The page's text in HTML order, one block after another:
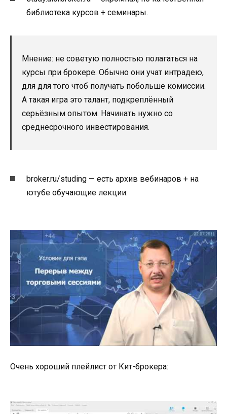
библиотека курсов + семинары.
Мнение: не советую полностью полагаться на
курсы при брокере. Обычно они учат интрадею,
для для того чтоб получать побольше комиссии.
А такая игра это талант, подкреплённый
серьёзным опытом. Начинать нужно со
среднесрочного инвестирования.
broker.ru/studing — есть архив вебинаров + на
ютубе обучающие лекции:
Очень хороший плейлист от Кит-брокера: